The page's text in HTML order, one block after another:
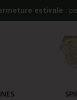
estivale :